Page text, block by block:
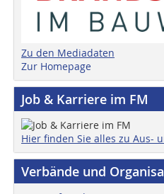
Zu den Mediadaten
Zur Homepage
Job & Karriere im FM
Hier finden Sie alles zu Aus-
Verbände und